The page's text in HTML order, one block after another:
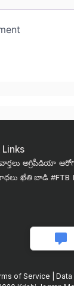
Links
వార్తలు అగ్రిపీడియా
ఖేతి బాడి #FTB
of Service